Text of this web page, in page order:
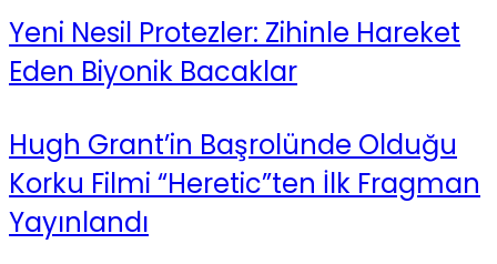
Yeni Nesil Protezler: Zihinle Hareket
Eden Biyonik Bacaklar
Hugh Grant’in Başrolünde Olduğu
Korku Filmi “Heretic”ten İlk Fragman
Yayınlandı